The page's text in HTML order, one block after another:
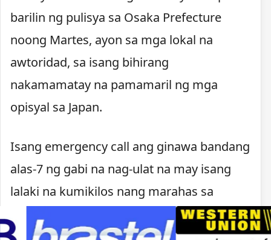
barilin ng pulisya sa Osaka Prefecture
noong Martes, ayon sa mga lokal na
awtoridad, sa isang bihirang
nakamamatay na pamamaril ng mga
opisyal sa Japan.
Isang emergency call ang ginawa bandang
alas-7 ng gabi na nag-ulat na may isang
lalaki na kumikilos nang marahas sa
Kawachinagano. Nagpaputok ang pulisya
matapos lumapit ang lalaki, may hawak na